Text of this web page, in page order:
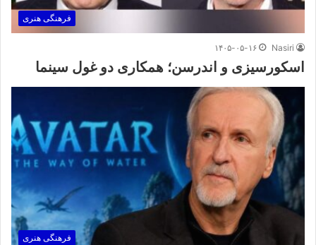
فرهنگی هنری
Nasiri ۱۴۰۵-۰۵-۱۶
اسکورسیزی و اندرسن؛ همکاری دو غول سینما
فرهنگی هنری